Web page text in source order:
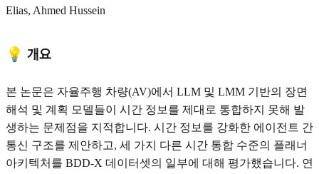
Elias, Ahmed Hussein
💡 개요
본 논문은 자율주행 차량(AV)에서 LLM 및 LMM 기반의 장면
해석 및 계획 모델들이 시간 정보를 제대로 통합하지 못해 발
생하는 문제점을 지적합니다. 시간 정보를 강화한 에이전트 간
통신 구조를 제안하고, 세 가지 다른 시간 통합 수준의 플래너
아키텍처를 BDD-X 데이터셋의 일부에 대해 평가했습니다. 연